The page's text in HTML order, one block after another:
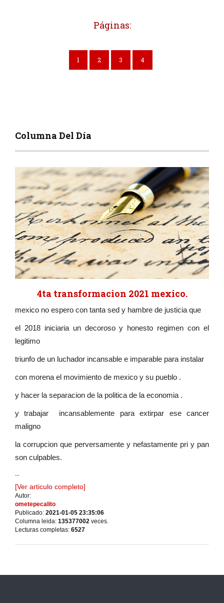
Páginas:
1 2 3 4
Columna Del Día
4ta transformacion 2021 mexico.
mexico no espero con tanta sed y hambre de justicia que
el 2018 iniciaria un decoroso y honesto regimen con el
legitimo
triunfo de un luchador incansable e imparable para instalar
con morena el movimiento de mexico y su pueblo .
y hacer la separacion de la politica de la economia .
y trabajar incansablemente para extirpar ese cancer
maligno
la corrupcion que perversamente y nefastamente pri y pan
son culpables.
...
[Ver articulo completo]
Autor:
ometepecalito
Publicado: 2021-01-05 23:35:06
Columna leida: 135377002 veces.
Lecturas completas: 6527